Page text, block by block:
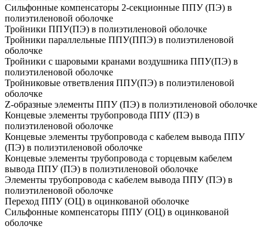
Сильфонные компенсаторы 2-секционные ППУ (ПЭ) в
полиэтиленовой оболочке
Тройники ППУ(ПЭ) в полиэтиленовой оболочке
Тройники параллельные ППУ(ППЭ) в полиэтиленовой
оболочке
Тройники с шаровыми кранами воздушника ППУ(ПЭ) в
полиэтиленовой оболочке
Тройниковые ответвления ППУ(ПЭ) в полиэтиленовой
оболочке
Z-образные элементы ППУ (ПЭ) в полиэтиленовой оболочке
Концевые элементы трубопровода ППУ (ПЭ) в
полиэтиленовой оболочке
Концевые элементы трубопровода с кабелем вывода ППУ
(ПЭ) в полиэтиленовой оболочке
Концевые элементы трубопровода с торцевым кабелем
вывода ППУ (ПЭ) в полиэтиленовой оболочке
Элементы трубопровода с кабелем вывода ППУ (ПЭ) в
полиэтиленовой оболочке
Переход ППУ (ОЦ) в оцинкованой оболочке
Сильфонные компенсаторы ППУ (ОЦ) в оцинкованой
оболочке